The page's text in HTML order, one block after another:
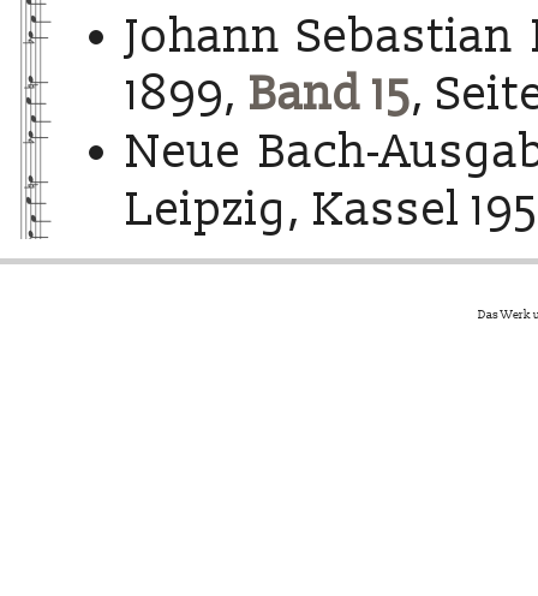
Johann Sebastian
1899, Band 15,
Neue Bach-
Leipzig, Kassel
Das Werk